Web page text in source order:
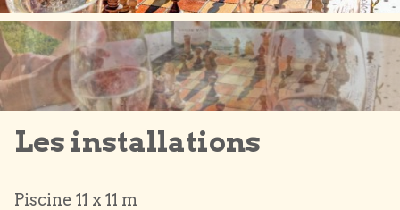
Les installations
Piscine 11 x 11 m